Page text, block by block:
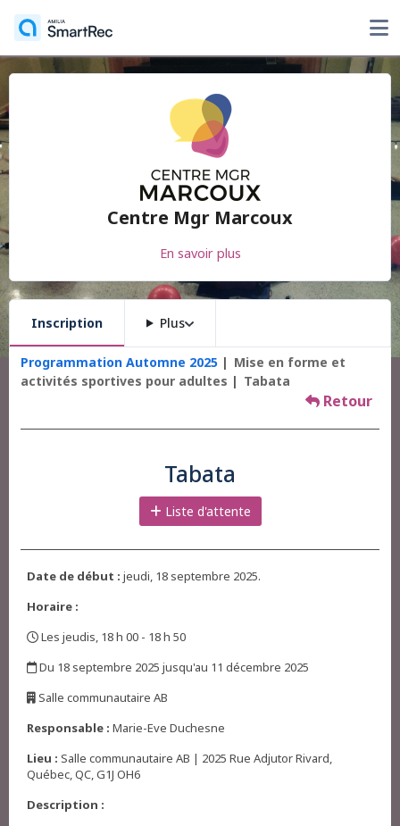
Centre Mgr Marcoux
En savoir plus
Inscription Plus
Programmation Automne 2025
Mise en forme et
activités sportives pour adultes
Tabata
Retour
Tabata
Liste d'attente
Date de début : jeudi, 18 septembre 2025.
Horaire :
Les jeudis, 18 h 00 - 18 h 50
Du 18 septembre 2025 jusqu'au 11 décembre 2025
Salle communautaire AB
Responsable : Marie-Eve Duchesne
Lieu : Salle communautaire AB | 2025 Rue Adjutor Rivard,
Québec, QC, G1J OH6
Description :